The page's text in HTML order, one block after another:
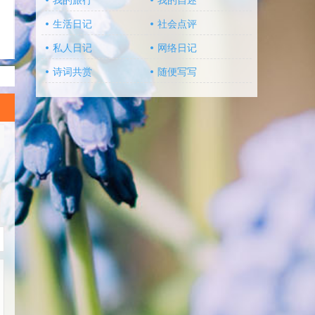
生活日记 社会点评
私人日记 网络日记
诗词共赏 随便写写